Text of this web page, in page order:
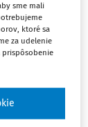
sme mali
ktoré sa
za udelenie
prispôsobenie